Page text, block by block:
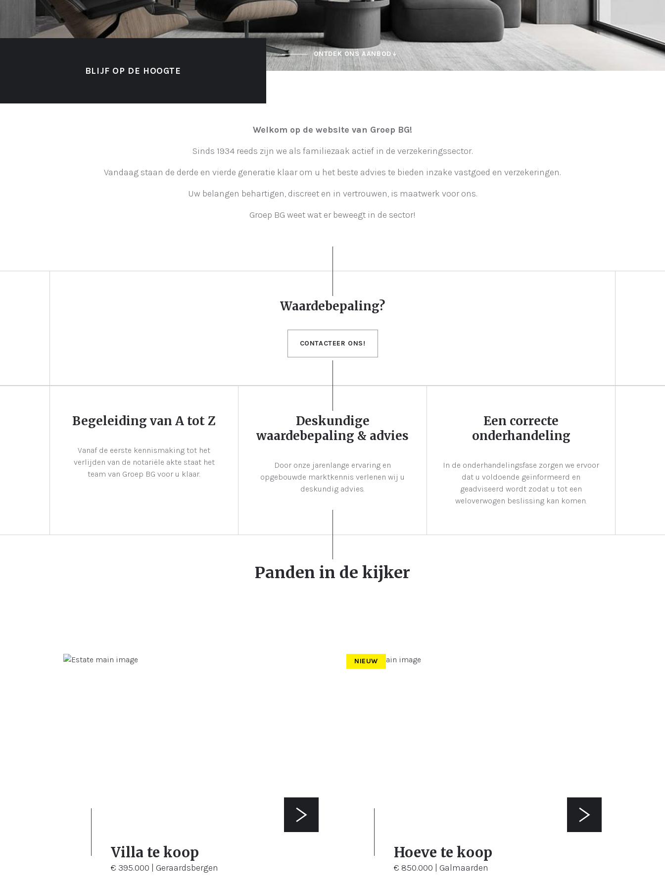
BLIJF OP DE HOOGTE
ONTDEK ONS AANBOD
Welkom op de website van Groep BG!
Sinds 1934 reeds zijn we als familiezaak actief in de verzekeringssector.
Vandaag staan de derde en vierde generatie klaar om u het beste advies te bieden inzake vastgoed en verzekeringen.
Uw belangen behartigen, discreet en in vertrouwen, is maatwerk voor ons.
Groep BG weet wat er beweegt in de sector!
Waardebepaling?
CONTACTEER ONS!
Begeleiding van A tot Z
Vanaf de eerste kennismaking tot het
verlijden van de notariële akte staat het
team van Groep BG voor u klaar.
Deskundige
waardebepaling & advies
Door onze jarenlange ervaring en
opgebouwde marktkennis verlenen wij u
deskundig advies.
Een correcte
onderhandeling
In de onderhandelingsfase zorgen we ervoor
dat u voldoende geïnformeerd en
geadviseerd wordt zodat u tot een
weloverwogen beslissing kan komen.
Panden in de kijker
3 907 m²
Villa te koop
€ 395.000 | Geraardsbergen
2.814 m²
NIEUW
Hoeve te koop
€ 850.000 | Galmaarden